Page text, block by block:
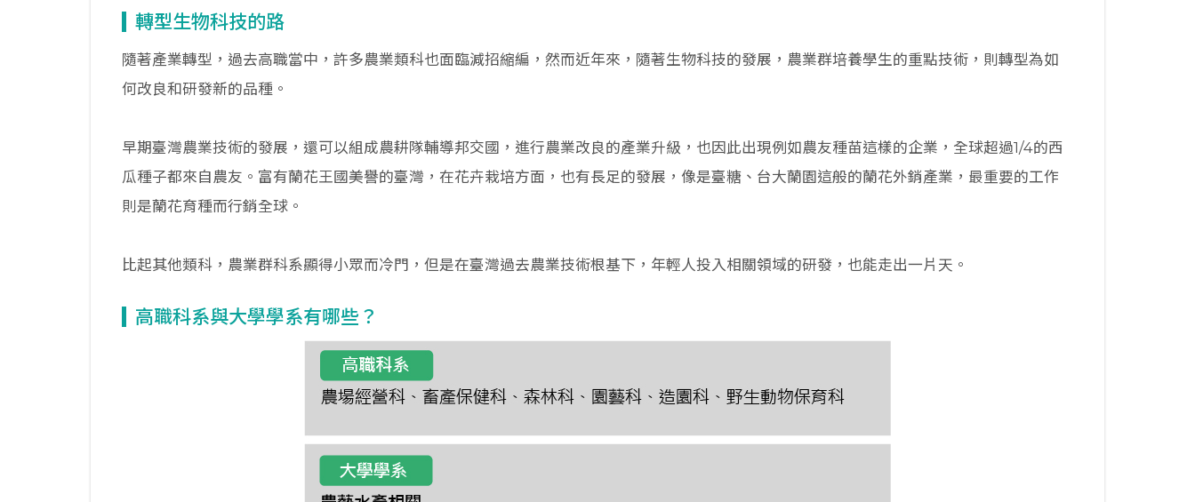
轉型生物科技的路
隨著產業轉型，過去高職當中，許多農業類科也面臨減招縮編，然而近年來，隨著生物科技的發展，農業群培養學生的重點技術，則轉型為如
何改良和研發新的品種。
早期臺灣農業技術的發展，還可以組成農耕隊輔導邦交國，進行農業改良的產業升級，也因此出現例如農友種苗這樣的企業，全球超過1/4的西
瓜種子都來自農友。富有蘭花王國美譽的臺灣，在花卉栽培方面，也有長足的發展，像是臺糖、台大蘭園這般的蘭花外銷產業，最重要的工作
則是蘭花育種而行銷全球。
比起其他類科，農業群科系顯得小眾而冷門，但是在臺灣過去農業技術根基下，年輕人投入相關領域的研發，也能走出一片天。
高職科系與大學學系有哪些？